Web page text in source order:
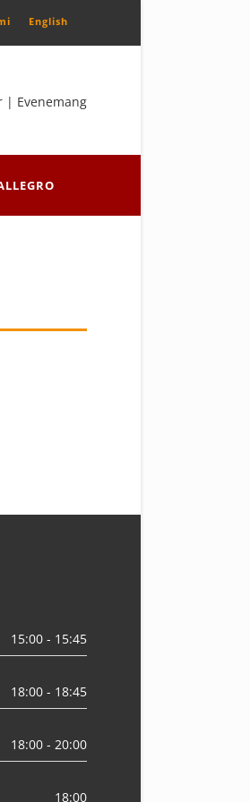
English
| Evenemang
15:00 - 15:45
18:00 - 18:45
18:00 - 20:00
18:00